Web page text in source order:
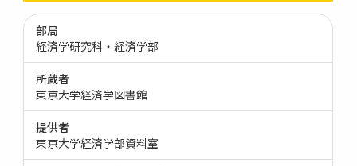
部局
経済学研究科・経済学部
所蔵者
東京大学経済学図書館
提供者
東京大学経済学部資料室